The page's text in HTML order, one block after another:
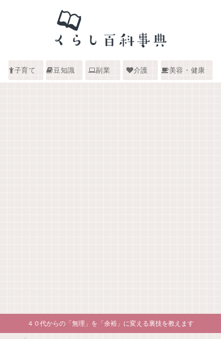
子育て 豆知識 副業 介護 美容・健康
４０代からの「無理」を「余裕」に変える裏技を教えます